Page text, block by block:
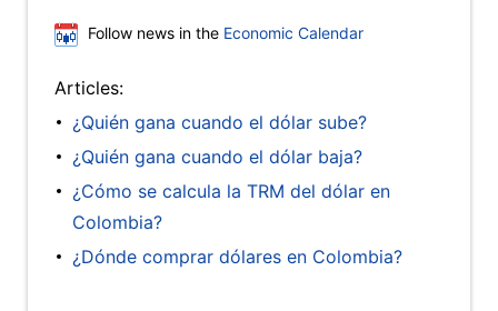
Follow news in the Economic Calendar
Articles:
¿Quién gana cuando el dólar sube?
¿Quién gana cuando el dólar baja?
¿Cómo se calcula la TRM del dólar en
Colombia?
¿Dónde comprar dólares en Colombia?